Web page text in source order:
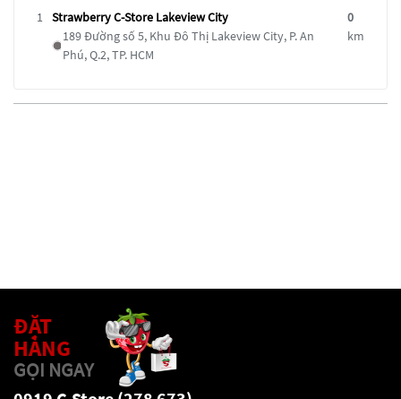
1
Strawberry C-Store Lakeview City
189 Đường số 5, Khu Đô Thị Lakeview City, P. An
Phú, Q.2, TP. HCM
0
km
ĐẶT
HÀNG
GỌI NGAY